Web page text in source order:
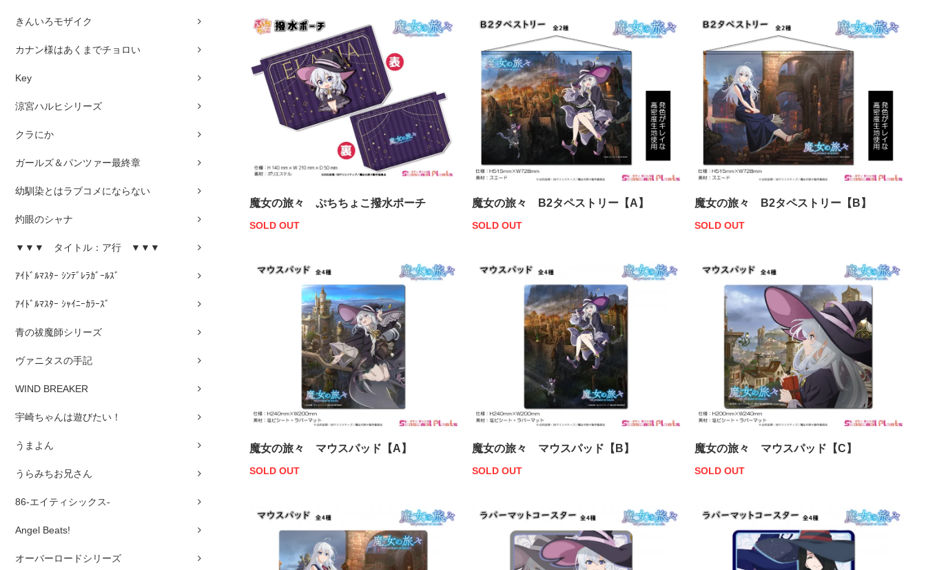
きんいろモザイク
カナン様はあくまでチョロい
Key
涼宮ハルヒシリーズ
クラにか
ガールズ＆パンツァー最終章
幼馴染とはラブコメにならない
灼眼のシャナ
▼▼▼ タイトル：ア行 ▼▼▼
ｱｲﾄﾞﾙﾏｽﾀｰ ｼﾝﾃﾞﾚﾗｶﾞｰﾙｽﾞ
ｱｲﾄﾞﾙﾏｽﾀｰ ｼｬｲﾆｰｶﾗｰｽﾞ
青の祓魔師シリーズ
ヴァニタスの手記
WIND BREAKER
宇崎ちゃんは遊びたい！
うまよん
うらみちお兄さん
86-エイティシックス-
Angel Beats!
オーバーロードシリーズ
魔女の旅々 ぷちちょこ撥水ポーチ
SOLD OUT
魔女の旅々 B2タペストリー【A】
SOLD OUT
魔女の旅々 B2タペストリー【B】
SOLD OUT
魔女の旅々 マウスパッド【A】
SOLD OUT
魔女の旅々 マウスパッド【B】
SOLD OUT
魔女の旅々 マウスパッド【C】
SOLD OUT